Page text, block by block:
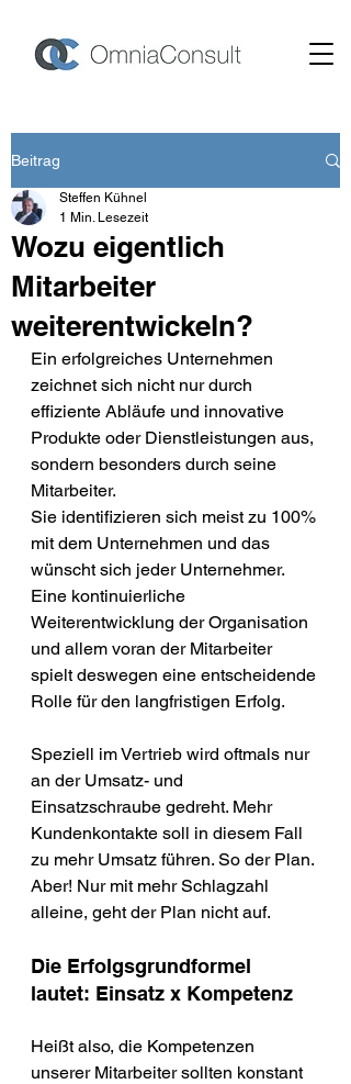
Beitrag
Wozu eigentlich
Mitarbeiter
weiterentwickeln?
Steffen Kühnel
1 Min. Lesezeit
Ein erfolgreiches Unternehmen
zeichnet sich nicht nur durch
effiziente Abläufe und innovative
Produkte oder Dienstleistungen aus,
sondern besonders durch seine
Mitarbeiter.
Sie identifizieren sich meist zu 100%
mit dem Unternehmen und das
wünscht sich jeder Unternehmer.
Eine kontinuierliche
Weiterentwicklung der Organisation
und allem voran der Mitarbeiter
spielt deswegen eine entscheidende
Rolle für den langfristigen Erfolg.
Speziell im Vertrieb wird oftmals nur
an der Umsatz- und
Einsatzschraube gedreht. Mehr
Kundenkontakte soll in diesem Fall
zu mehr Umsatz führen. So der Plan.
Aber! Nur mit mehr Schlagzahl
alleine, geht der Plan nicht auf.
Die Erfolgsgrundformel
lautet: Einsatz x Kompetenz
Heißt also, die Kompetenzen
unserer Mitarbeiter sollten konstant